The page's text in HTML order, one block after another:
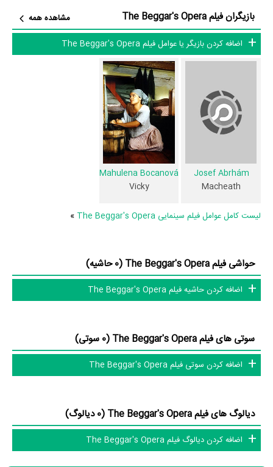
که نشان می‌دهد بازیگران The Beggar's Opera عمدتا از نظر سنی افرادی
پیر و باتجربه هستند.
از محتوا و داستان فیلم The Beggar's Opera چقدر اطلاع دارید؟
در خلاصه داستانی که یا از سوی تیم رسانه‌ای اثر و یا توسط دیگر رسانه‌ها درباره
داستان The Beggar's Opera منتشر شده است، می‌خوانیم: «نسخه صفحه
نمایش بازی که در سال 1728 از همان نام نوشته شده است، تصویر زیرزمینی
گانگسترهای مانند مافیا و رقابت و خصومت بین باندهای مختلف مختلف را
فیلم The Beggar's Opera از نظر ساختار (فرم)، محتوا و محیط تولید، به
گفت آثار مرتبط فیلم The Beggar's Opera عبارت است از: .
فیلم The Beggar's Opera و کارنامه فعالیت کارگردان و بازیگران
Beggar's Opera به طور متوسط فعالیت 2ام بازیگران این اثر است.
1 تن از بازیگران The Beggar's Opera، اولین فعالیت جدی بازیگری خود را
بوده است:Mahulena Bocanová
.
در میان بازیگران The Beggar's Opera نیز 1 همکاریِ اول رخ داده، به‌عبارت
دیگر در این فیلم میان هر یک از 2 بازیگر با یکدیگر یک رابطه همکاری شکل
بازیگران فیلم The Beggar's Opera
مشاهده همه
اضافه کردن بازیگر یا عوامل فیلم The Beggar's Opera
Josef Abrhám
Macheath
Mahulena Bocanová
Vicky
لیست کامل عوامل فیلم سینمایی The Beggar's Opera »
حواشی فیلم The Beggar's Opera (0 حاشیه)
اضافه کردن حاشیه فیلم The Beggar's Opera
سوتی های فیلم The Beggar's Opera (0 سوتی)
اضافه کردن سوتی فیلم The Beggar's Opera
دیالوگ های فیلم The Beggar's Opera (0 دیالوگ)
اضافه کردن دیالوگ فیلم The Beggar's Opera